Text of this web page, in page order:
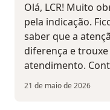
Olá, LCR! Muito
pela indicação.
saber que a
diferença e
atendimento.
21 de maio de 2026